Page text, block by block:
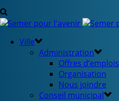
Ville
Administration
Offres d’emplois
Organisation
Nous joindre
Conseil municipal